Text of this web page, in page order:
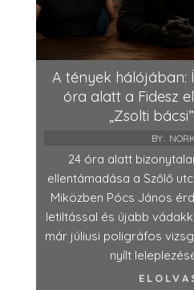
A tények hálójában:
óra alatt a Fidesz
„Zsolti
BY:
24 óra alatt
ellentámadása a Szőlő
Miközben Pócs János
letiltással és újabb
már júliusi poligráfos
nyílt